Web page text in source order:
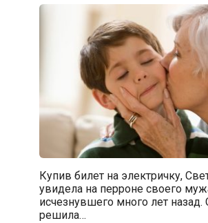
Купив билет на электричку,
увидела на перроне своего
исчезнувшего много лет назад.
решила…